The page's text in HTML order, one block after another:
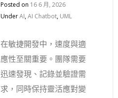
Posted on 16 6 月, 2026
UnderAI,AI Chatbot, UML
在敏捷開發中，速度與適
應性至關重要。團隊需要
迅速發現、記錄並驗證需
求，同時保持靈活應對變